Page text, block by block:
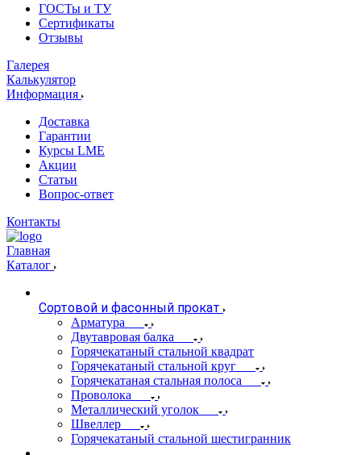
ГОСТы и ТУ
Сертификаты
Отзывы
Галерея
Калькулятор
Информация
Доставка
Гарантии
Курсы LME
Акции
Статьи
Вопрос-ответ
Контакты
Главная
Каталог
Сортовой и фасонный прокат
Арматура
Двутавровая балка
Горячекатаный стальной квадрат
Горячекатаный стальной круг
Горячекатаная стальная полоса
Проволока
Металлический уголок
Швеллер
Горячекатаный стальной шестигранник